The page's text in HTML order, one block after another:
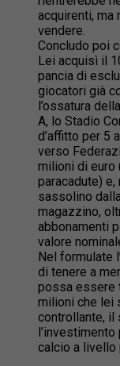
acquirenti,
vendere.
Concludo poi
Lei acquisì il
pancia di
giocatori già
l’ossatura
A, lo Stadio
d’affitto per 5
verso
milioni di euro
paracadute)
sassolino
magazzino,
abbonamenti
valore
Nel formulate
di tenere a
possa essere
milioni che lei
controllante, il
calcio a livello